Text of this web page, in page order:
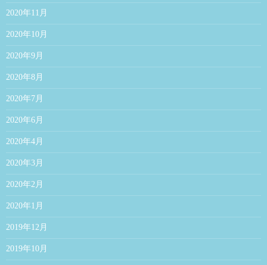
2020年11月
2020年10月
2020年9月
2020年8月
2020年7月
2020年6月
2020年4月
2020年3月
2020年2月
2020年1月
2019年12月
2019年10月